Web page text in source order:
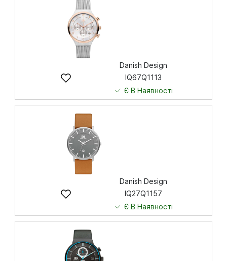
Danish Design
IQ67Q1113
Є В Наявності
Danish Design
IQ27Q1157
Є В Наявності